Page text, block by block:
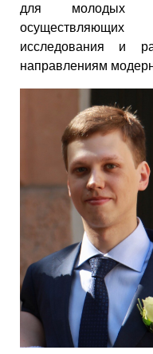
для молодых
осуществляющих
исследования и
направлениям